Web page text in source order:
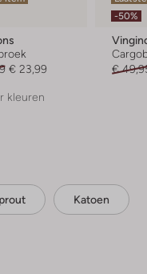
€ 23,99
kleuren
-50%
€
Katoen